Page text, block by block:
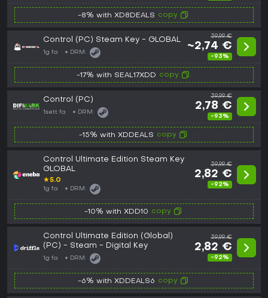
-8% with XD8DEALS copy
Control (PC) Steam Key - GLOBAL
1g fa DRM:
39,99 €
~2,74 €
-93%
-17% with SEAL17XDD copy
Control (PC)
1sett fa DRM:
39,99 €
2,78 €
-93%
-15% with XDDEALS copy
Control Ultimate Edition Steam Key
GLOBAL
★5.0
1g fa DRM:
39,99 €
2,82 €
-92%
-10% with XDD10 copy
Control Ultimate Edition (Global)
(PC) - Steam - Digital Key
1g fa DRM:
39,99 €
2,82 €
-92%
-6% with XDDEALS6 copy